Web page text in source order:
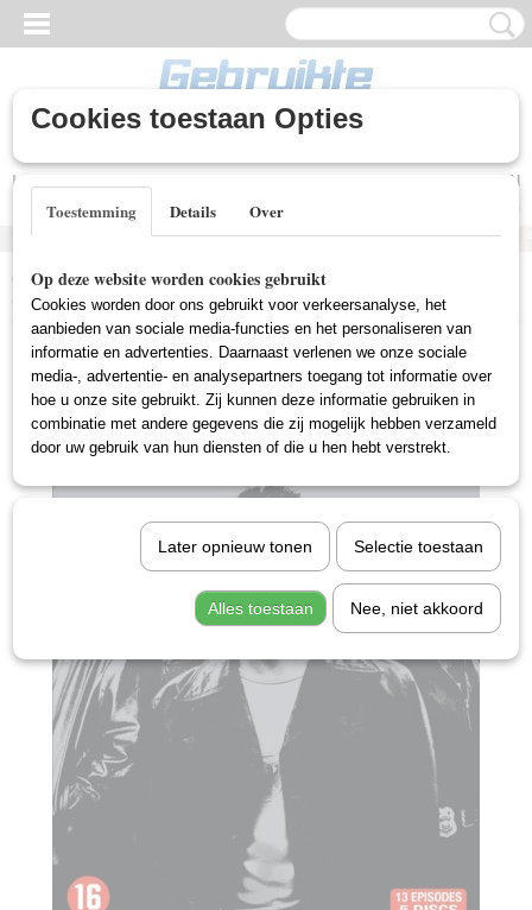
Inloggen
UW WINKELWAGEN
Home >Gebruikte DVD's>Box Sets Gebruikt
Seizoen 1 (Gebruikt)
Cookies toestaan Opties
Toestemming Details Over
Op deze website worden cookies gebruikt
Cookies worden door ons gebruikt voor verkeersanalyse, het
aanbieden van sociale media-functies en het personaliseren van
informatie en advertenties. Daarnaast verlenen we onze sociale
media-, advertentie- en analysepartners toegang tot informatie over
hoe u onze site gebruikt. Zij kunnen deze informatie gebruiken in
combinatie met andere gegevens die zij mogelijk hebben verzameld
door uw gebruik van hun diensten of die u hen hebt verstrekt.
Later opnieuw tonen Selectie toestaan
Alles toestaan Nee, niet akkoord